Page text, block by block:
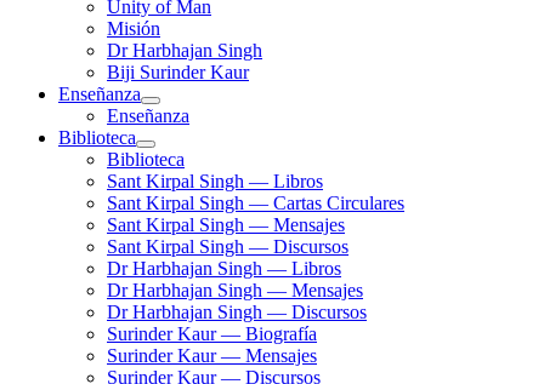
Unity of Man
Misión
Dr Harbhajan Singh
Biji Surinder Kaur
Enseñanza
Enseñanza
Biblioteca
Biblioteca
Sant Kirpal Singh — Libros
Sant Kirpal Singh — Cartas Circulares
Sant Kirpal Singh — Mensajes
Sant Kirpal Singh — Discursos
Dr Harbhajan Singh — Libros
Dr Harbhajan Singh — Mensajes
Dr Harbhajan Singh — Discursos
Surinder Kaur — Biografía
Surinder Kaur — Mensajes
Surinder Kaur — Discursos